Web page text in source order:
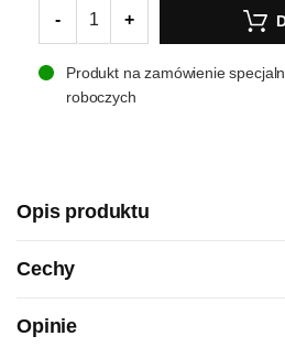
- +
Produkt na zamówienie
roboczych
Opis produktu
Cechy
Opinie